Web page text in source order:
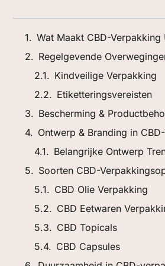
Wat Maakt CBD-Verpakking
Regelgevende
Kindveilige Verpakking
Etiketteringsvereisten
Bescherming &
Ontwerp & Branding in
Belangrijke Ontwerp
Soorten CBD-
CBD Olie Verpakking
CBD Eetwaren
CBD Topicals
CBD Capsules